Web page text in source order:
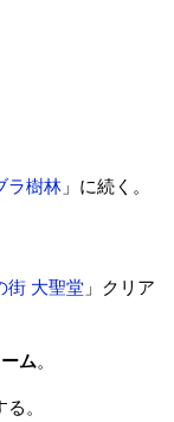
ラ樹林 」に続く。
街 大聖堂 」クリア
ム。
。